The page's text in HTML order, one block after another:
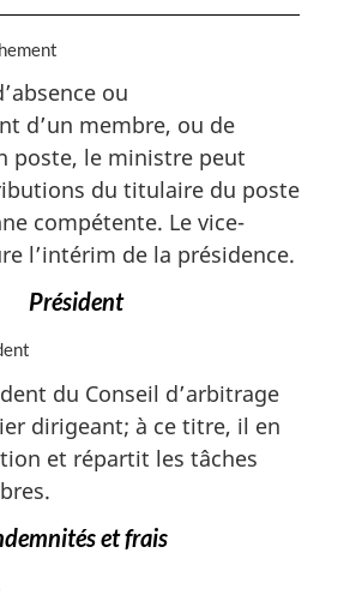
ou
d’un membre, ou de
poste, le ministre peut
du titulaire du poste
compétente. Le vice-
l’intérim de la présidence.
Président
du Conseil d’arbitrage
dirigeant; à ce titre, il en
et répartit les tâches
et frais